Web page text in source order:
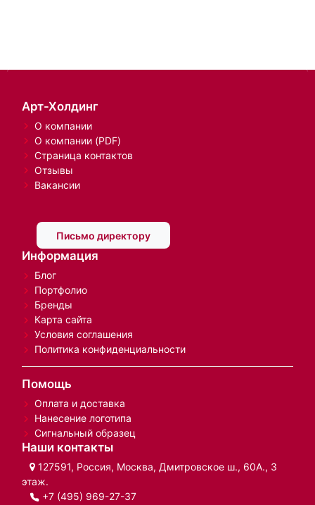
Арт-Холдинг
О компании
О компании (PDF)
Страница контактов
Отзывы
Вакансии
Письмо директору
Информация
Блог
Портфолио
Бренды
Карта сайта
Условия соглашения
Политика конфиденциальности
Помощь
Оплата и доставка
Нанесение логотипа
Сигнальный образец
Наши контакты
127591, Россия, Москва, Дмитровское ш., 60А., 3
этаж.
+7 (495) 969-27-37